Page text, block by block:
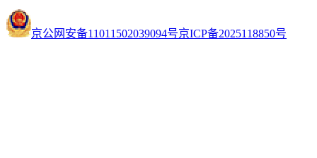
京公网安备11011502039094号京ICP备2025118850号